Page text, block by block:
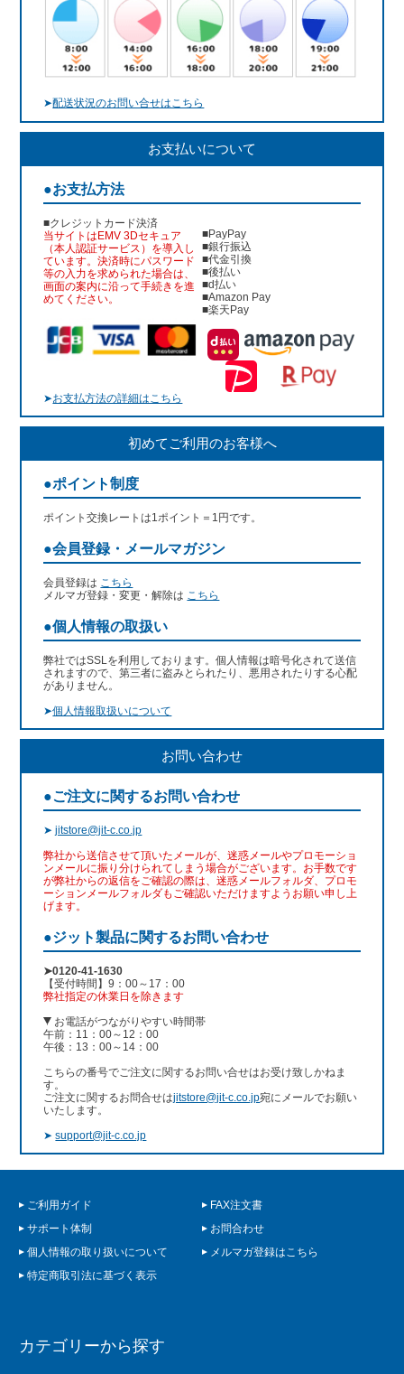
➤配送状況のお問い合せはこちら
お支払いについて
●お支払方法
■クレジットカード決済
当サイトはEMV 3Dセキュア
（本人認証サービス）を導入し
ています。決済時にパスワード
等の入力を求められた場合は、
画面の案内に沿って手続きを進
めてください。
■PayPay
■銀行振込
■代金引換
■後払い
■d払い
■Amazon Pay
■楽天Pay
➤お支払方法の詳細はこちら
初めてご利用のお客様へ
●ポイント制度
ポイント交換レートは1ポイント＝1円です。
●会員登録・メールマガジン
会員登録は こちら
メルマガ登録・変更・解除は こちら
●個人情報の取扱い
弊社ではSSLを利用しております。個人情報は暗号化されて送信
されますので、第三者に盗みとられたり、悪用されたりする心配
がありません。
➤個人情報取扱いについて
お問い合わせ
●ご注文に関するお問い合わせ
➤jitstore@jit-c.co.jp
弊社から送信させて頂いたメールが、迷惑メールやプロモーショ
ンメールに振り分けられてしまう場合がございます。お手数です
が弊社からの返信をご確認の際は、迷惑メールフォルダ、プロモ
ーションメールフォルダもご確認いただけますようお願い申し上
げます。
●ジット製品に関するお問い合わせ
➤0120-41-1630
【受付時間】9：00～17：00
弊社指定の休業日を除きます
お電話がつながりやすい時間帯
午前：11：00～12：00
午後：13：00～14：00
こちらの番号でご注文に関するお問い合せはお受け致しかねま
す。
ご注文に関するお問合せはjitstore@jit-c.co.jp宛にメールでお願い
いたします。
➤support@jit-c.co.jp
ご利用ガイド
FAX注文書
サポート体制
お問合わせ
個人情報の取り扱いについて
メルマガ登録はこちら
特定商取引法に基づく表示
カテゴリーから探す